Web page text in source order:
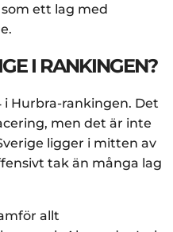
som ett lag med
I RANKINGEN?
i Hurbra-rankingen. Det
men det är inte
ligger i mitten av
tak än många lag
allt